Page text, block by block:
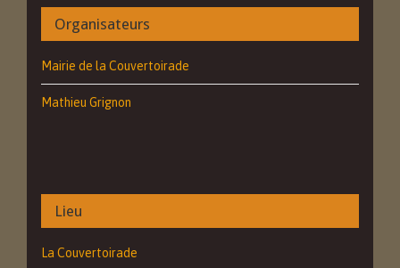
Organisateurs
Mairie de la Couvertoirade
Mathieu Grignon
Lieu
La Couvertoirade